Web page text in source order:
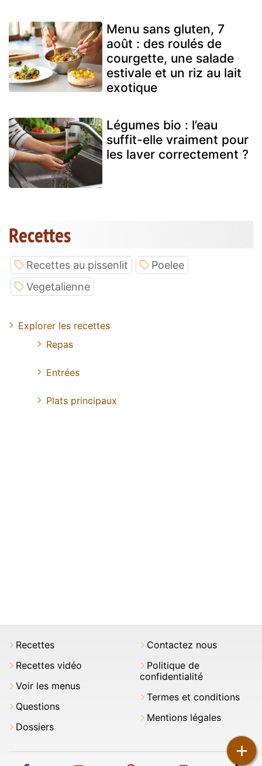
+
Menu sans gluten, 7
août : des roulés de
courgette, une salade
estivale et un riz au lait
exotique
Légumes bio : l’eau
suffit-elle vraiment pour
les laver correctement ?
Recettes
Recettes au pissenlit
Poelee
Vegetalienne
Explorer les recettes
Repas
Entrées
Plats principaux
Recettes
Recettes vidéo
Voir les menus
Questions
Dossiers
Contactez nous
Politique de
confidentialité
Termes et conditions
Mentions légales